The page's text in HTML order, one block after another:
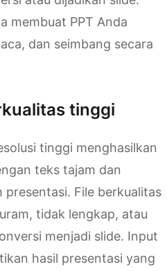
membuat PPT Anda
dan seimbang secara
tinggi
tinggi menghasilkan
teks tajam dan
presentasi. File berkualitas
tidak lengkap, atau
menjadi slide. Input
hasil presentasi yang